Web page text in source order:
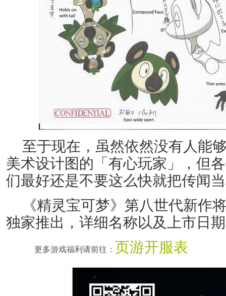
至于现在，虽然依然没有人能
美术设计图的「有心玩家」，但
们最好还是不要这么快就把传闻
《精灵宝可梦》第八世代新作
独家推出，详细名称以及上市日
更多游戏福利请前往： 页游开服表